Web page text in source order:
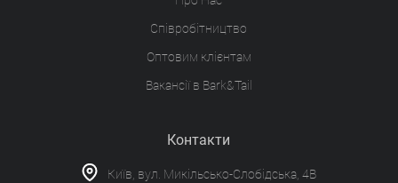
Співробітництво
Оптовим клієнтам
Вакансії в Bark&Tail
Контакти
Київ, вул. Микільсько-Слобідська, 4В